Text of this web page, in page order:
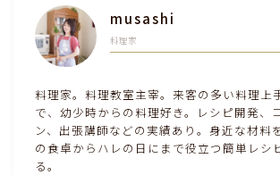
Follow Me‼
musashi
料理家
料理家。料理教室主宰。来客の多い料理上
で、幼少時からの料理好き。レシピ開発、
ン、出張講師などの実績あり。身近な材料
の食卓からハレの日にまで役立つ簡単レシ
る。